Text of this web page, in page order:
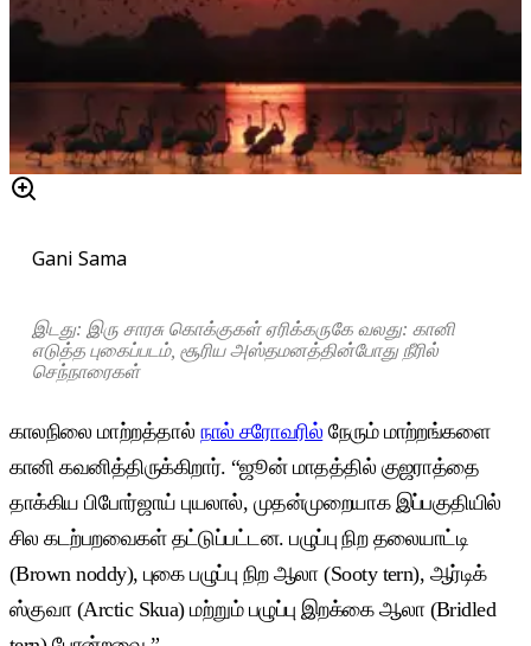
Gani Sama
இடது: இரு சாரசு கொக்குகள் ஏரிக்கருகே வலது: கானி
எடுத்த புகைப்படம், சூரிய அஸ்தமனத்தின்போது நீரில்
செந்நாரைகள்
காலநிலை மாற்றத்தால் நால் சரோவரில் நேரும் மாற்றங்களை
கானி கவனித்திருக்கிறார். “ஜூன் மாதத்தில் குஜராத்தை
தாக்கிய பிபோர்ஜாய் புயலால், முதன்முறையாக இப்பகுதியில்
சில கடற்பறவைகள் தட்டுப்பட்டன. பழுப்பு நிற தலையாட்டி
(Brown noddy), புகை பழுப்பு நிற ஆலா (Sooty tern), ஆர்டிக்
ஸ்குவா (Arctic Skua) மற்றும் பழுப்பு இறக்கை ஆலா (Bridled